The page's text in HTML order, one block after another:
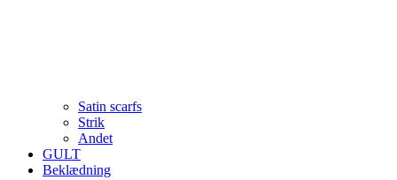
Satin scarfs
Strik
Andet
GULT
Beklædning